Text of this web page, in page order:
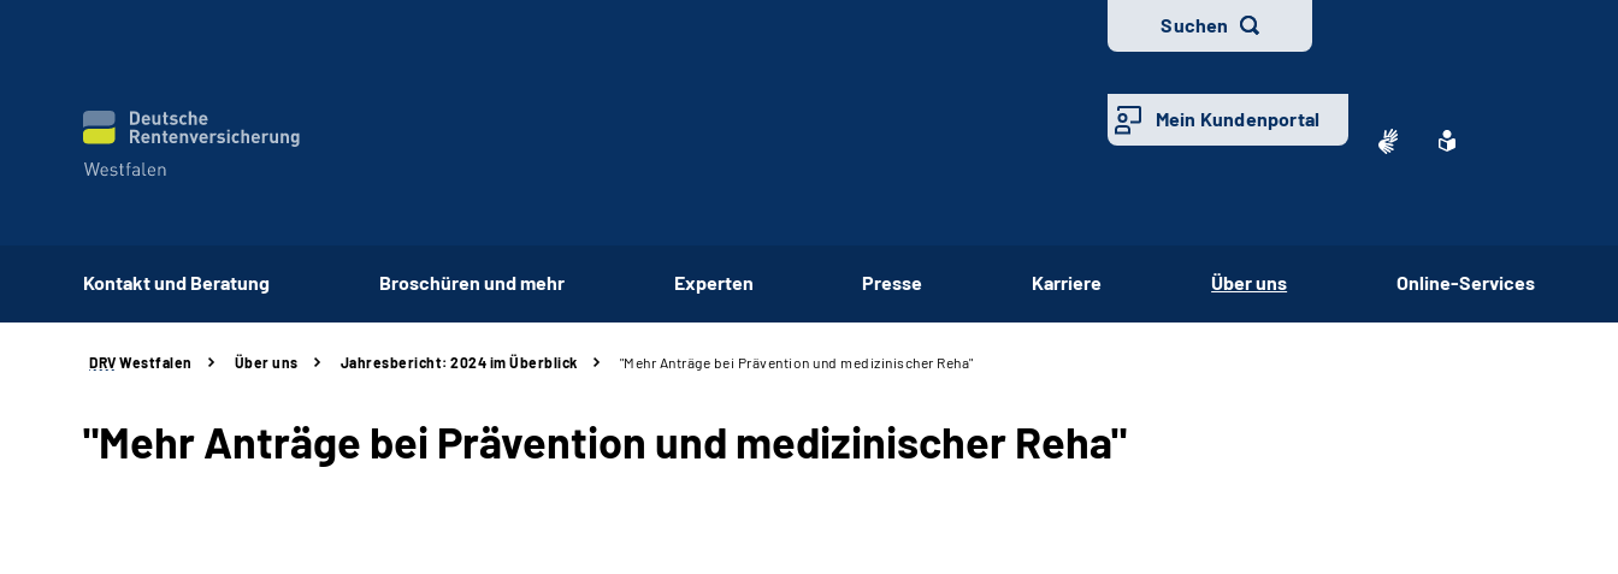
Suchen
Mein Kundenportal
Kontakt und Beratung Broschüren und mehr Experten Presse Karriere Über uns Online-Services
DRV Westfalen Über uns Jahresbericht: 2024 im Überblick "Mehr Anträge bei Prävention und medizinischer Reha"
"Mehr Anträge bei Prävention und medizinischer Reha"